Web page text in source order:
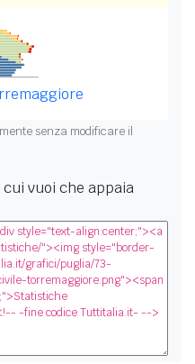
senza modificare il
vuoi che appaia